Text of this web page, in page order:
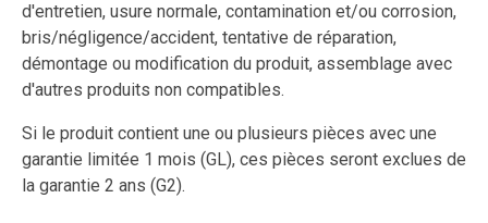
d'entretien, usure normale, contamination et/ou corrosion,
bris/négligence/accident, tentative de réparation,
démontage ou modification du produit, assemblage avec
d'autres produits non compatibles.
Si le produit contient une ou plusieurs pièces avec une
garantie limitée 1 mois (GL), ces pièces seront exclues de
la garantie 2 ans (G2).